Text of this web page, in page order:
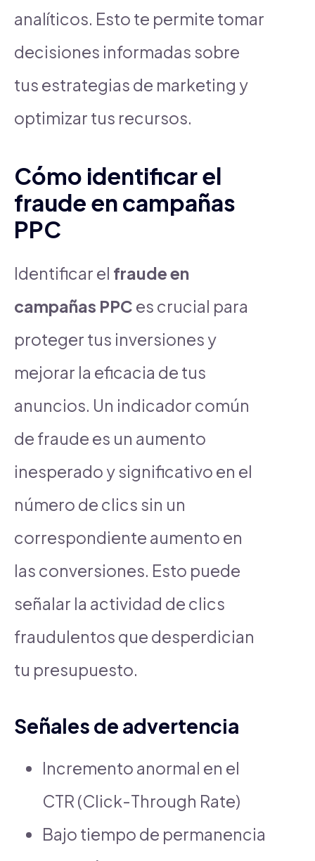
analíticos. Esto te permite tomar
decisiones informadas sobre
tus estrategias de marketing y
optimizar tus recursos.
Cómo identificar el
fraude en campañas
PPC
Identificar el fraude en
campañas PPC es crucial para
proteger tus inversiones y
mejorar la eficacia de tus
anuncios. Un indicador común
de fraude es un aumento
inesperado y significativo en el
número de clics sin un
correspondiente aumento en
las conversiones. Esto puede
señalar la actividad de clics
fraudulentos que desperdician
tu presupuesto.
Señales de advertencia
Incremento anormal en el
CTR (Click-Through Rate)
Bajo tiempo de permanencia